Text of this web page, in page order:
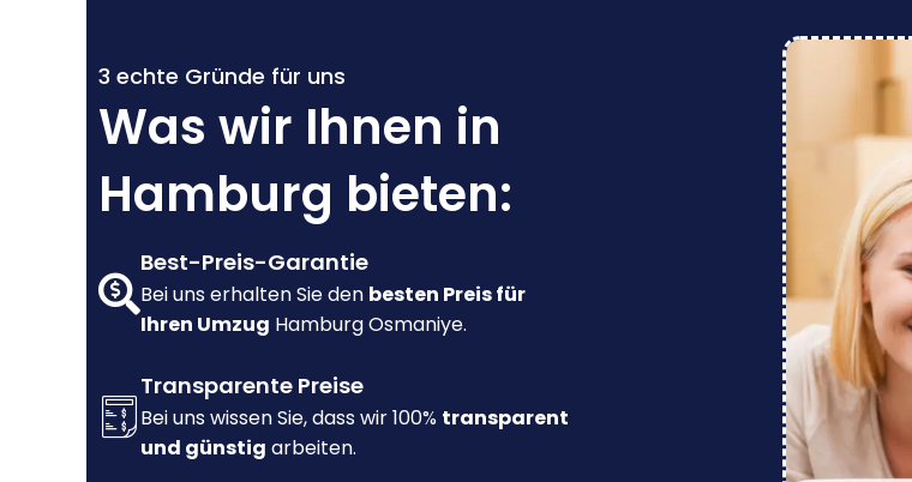
3 echte Gründe für uns
Was wir Ihnen in
Hamburg bieten:
Best-Preis-Garantie
Bei uns erhalten Sie den besten Preis für
Ihren Umzug Hamburg Osmaniye.
Transparente Preise
Bei uns wissen Sie, dass wir 100% transparent
und günstig arbeiten.